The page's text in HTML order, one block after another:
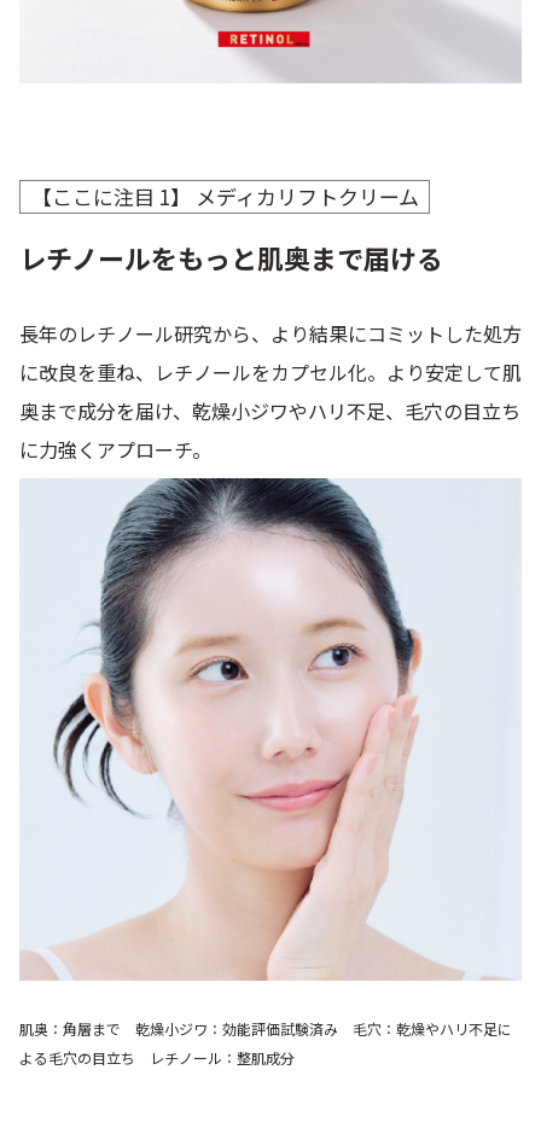
クーポン＆ポイント
アウトレット商品
定期便
ブランド情報
ショッピングガイド
お電話でもご注文いただけます
0120-371-217
【ここに注目 1】 メディカリフトクリーム
レチノールをもっと肌奥まで届ける
長年のレチノール研究から、より結果にコミットした処方
に改良を重ね、レチノールをカプセル化。より安定して肌
奥まで成分を届け、乾燥小ジワやハリ不足、毛穴の目立ち
に力強くアプローチ。
肌奥：角層まで 乾燥小ジワ：効能評価試験済み 毛穴：乾燥やハリ不足に
よる毛穴の目立ち レチノール：整肌成分